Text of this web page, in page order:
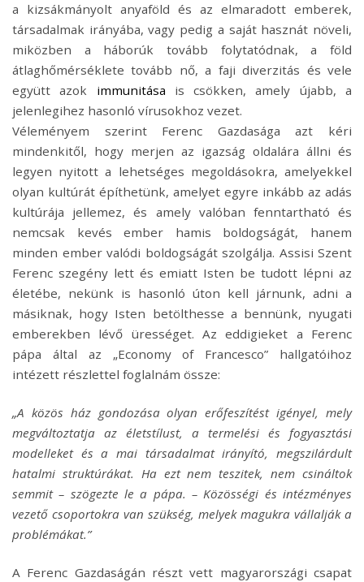
a kizsákmányolt anyaföld és az elmaradott emberek,
társadalmak irányába, vagy pedig a saját hasznát növeli,
miközben a háborúk tovább folytatódnak, a föld
átlaghőmérséklete tovább nő, a faji diverzitás és vele
együtt azok immunitása is csökken, amely újabb, a
jelenlegihez hasonló vírusokhoz vezet.
Véleményem szerint Ferenc Gazdasága azt kéri
mindenkitől, hogy merjen az igazság oldalára állni és
legyen nyitott a lehetséges megoldásokra, amelyekkel
olyan kultúrát építhetünk, amelyet egyre inkább az adás
kultúrája jellemez, és amely valóban fenntartható és
nemcsak kevés ember hamis boldogságát, hanem
minden ember valódi boldogságát szolgálja. Assisi Szent
Ferenc szegény lett és emiatt Isten be tudott lépni az
életébe, nekünk is hasonló úton kell járnunk, adni a
másiknak, hogy Isten betölthesse a bennünk, nyugati
emberekben lévő ürességet. Az eddigieket a Ferenc
pápa által az „Economy of Francesco” hallgatóihoz
intézett részlettel foglalnám össze:
„A közös ház gondozása olyan erőfeszítést igényel, mely
megváltoztatja az életstílust, a termelési és fogyasztási
modelleket és a mai társadalmat irányító, megszilárdult
hatalmi struktúrákat. Ha ezt nem teszitek, nem csináltok
semmit – szögezte le a pápa. – Közösségi és intézményes
vezető csoportokra van szükség, melyek magukra vállalják a
problémákat.”
A Ferenc Gazdaságán részt vett magyarországi csapat